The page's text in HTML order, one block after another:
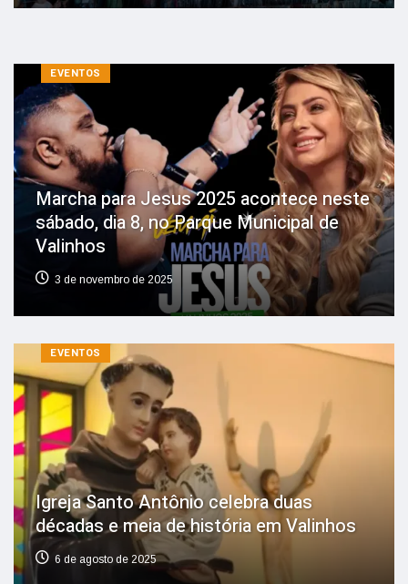
EVENTOS
Marcha para Jesus 2025 acontece neste
sábado, dia 8, no Parque Municipal de
Valinhos
3 de novembro de 2025
EVENTOS
Igreja Santo Antônio celebra duas
décadas e meia de história em Valinhos
6 de agosto de 2025